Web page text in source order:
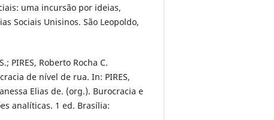
uma incursão por ideias,
Sociais Unisinos. São Leopoldo,
PIRES, Roberto Rocha C.
de nível de rua. In: PIRES,
Elias de. (org.). Burocracia e
analíticas. 1 ed. Brasília: